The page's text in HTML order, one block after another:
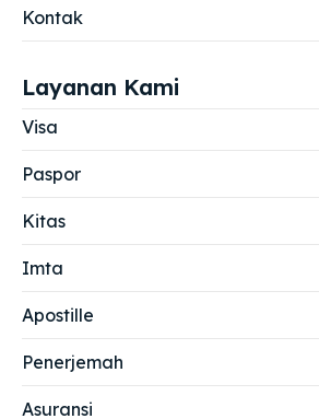
Kontak
Layanan Kami
Visa
Paspor
Kitas
Imta
Apostille
Penerjemah
Asuransi